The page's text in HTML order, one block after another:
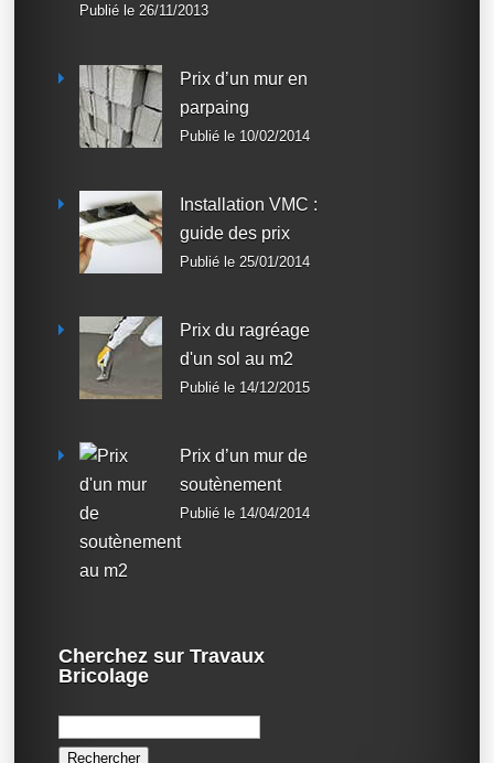
Publié le 26/11/2013
Prix d’un mur en
parpaing
Publié le 10/02/2014
Installation VMC :
guide des prix
Publié le 25/01/2014
Prix du ragréage
d'un sol au m2
Publié le 14/12/2015
Prix d’un mur de
soutènement
Publié le 14/04/2014
Cherchez sur Travaux
Bricolage
Rechercher :